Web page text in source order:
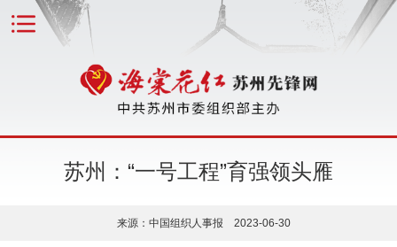
苏州：“一号工程”育强领头雁
来源：中国组织人事报 2023-06-30